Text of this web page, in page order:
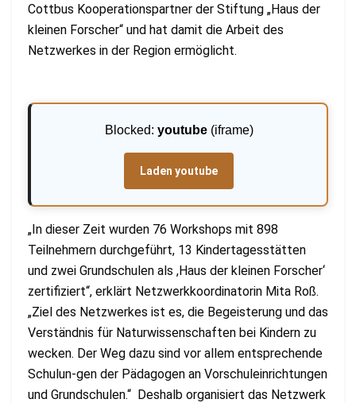
Cottbus Kooperationspartner der Stiftung „Haus der
kleinen Forscher“ und hat damit die Arbeit des
Netzwerkes in der Region ermöglicht.
Blocked: youtube(iframe)
Laden youtube
„In dieser Zeit wurden 76 Workshops mit 898
Teilnehmern durchgeführt, 13 Kindertagesstätten
und zwei Grundschulen als ,Haus der kleinen Forscher‘
zertifiziert“, erklärt Netzwerkkoordinatorin Mita Roß.
„Ziel des Netzwerkes ist es, die Begeisterung und das
Verständnis für Naturwissenschaften bei Kindern zu
wecken. Der Weg dazu sind vor allem entsprechende
Schulun-gen der Pädagogen an Vorschuleinrichtungen
und Grundschulen.“ Deshalb organisiert das Netzwerk